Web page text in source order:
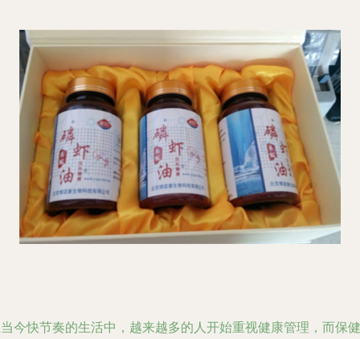
今快节奏的生活中，越来越多的人开始重视健康管理，而保健